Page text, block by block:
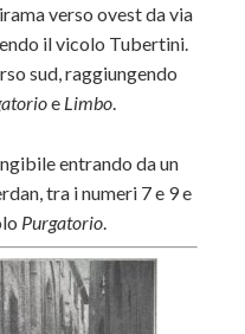
verso ovest da via
il vicolo Tubertini.
sud, raggiungendo
e Limbo.
entrando da un
tra i numeri 7 e 9 e
Purgatorio.